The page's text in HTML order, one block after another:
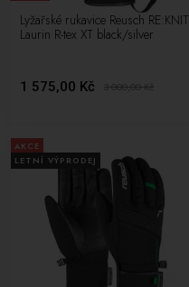
Lyžařské rukavice Reusch RE:KNIT
Laurin R-tex XT black/silver
1 575,00 Kč 3 000,00Kč
AKCE
LETNÍ VÝPRODEJ